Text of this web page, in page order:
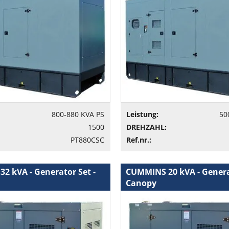
800-880 KVA PS
1500
PT880CSC
Leistung:
DREHZAHL:
Ref.nr.:
kVA - Generator Set -
CUMMINS 20 kVA -
Canopy